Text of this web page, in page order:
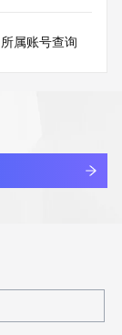
所属账号查询